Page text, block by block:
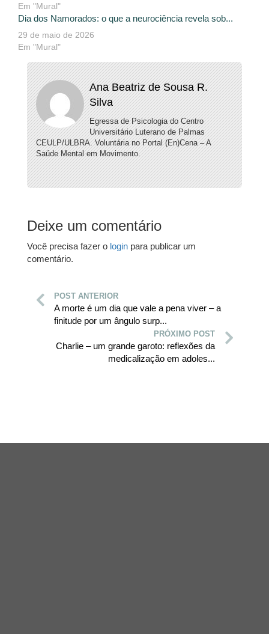
Em "Mural"
Dia dos Namorados: o que a neurociência revela sob...
29 de maio de 2026
Em "Mural"
Ana Beatriz de Sousa R.
Silva
Egressa de Psicologia do Centro
Universitário Luterano de Palmas
CEULP/ULBRA. Voluntária no Portal (En)Cena – A
Saúde Mental em Movimento.
Deixe um comentário
Você precisa fazer o login para publicar um
comentário.
POST ANTERIOR
A morte é um dia que vale a pena viver – a
finitude por um ângulo surp...
PRÓXIMO POST
Charlie – um grande garoto: reflexões da
medicalização em adoles...